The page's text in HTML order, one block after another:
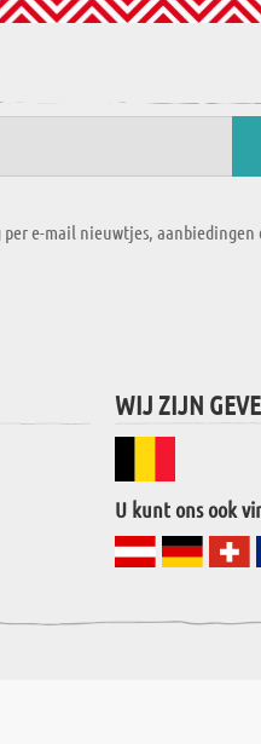
e-mail nieuwtjes, aanbiedingen
WIJ ZIJN
U kunt ons ook